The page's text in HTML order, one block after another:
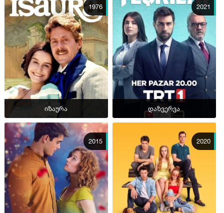
1976
იზაურა
2021
დაზვერვა
2015 2020